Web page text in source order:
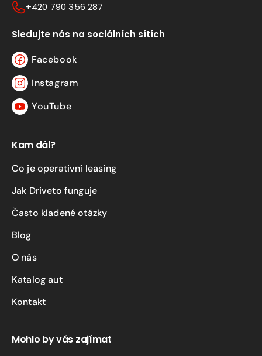
+420 790 356 287
Sledujte nás na sociálních sítích
Facebook
Facebook
Instagram
Instagram
YouTubeYouTube
Kam dál?
Co je operativní leasing
Jak Driveto funguje
Často kladené otázky
Blog
O nás
Katalog aut
Kontakt
Mohlo by vás zajímat